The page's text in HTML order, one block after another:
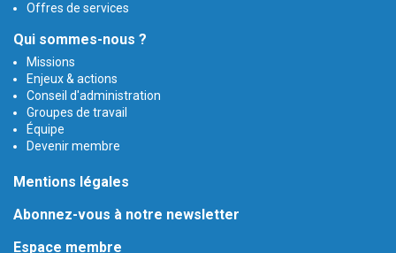
Offres de services
Qui sommes-nous ?
Missions
Enjeux & actions
Conseil d'administration
Groupes de travail
Équipe
Devenir membre
Mentions légales
Abonnez-vous à notre newsletter
Espace membre